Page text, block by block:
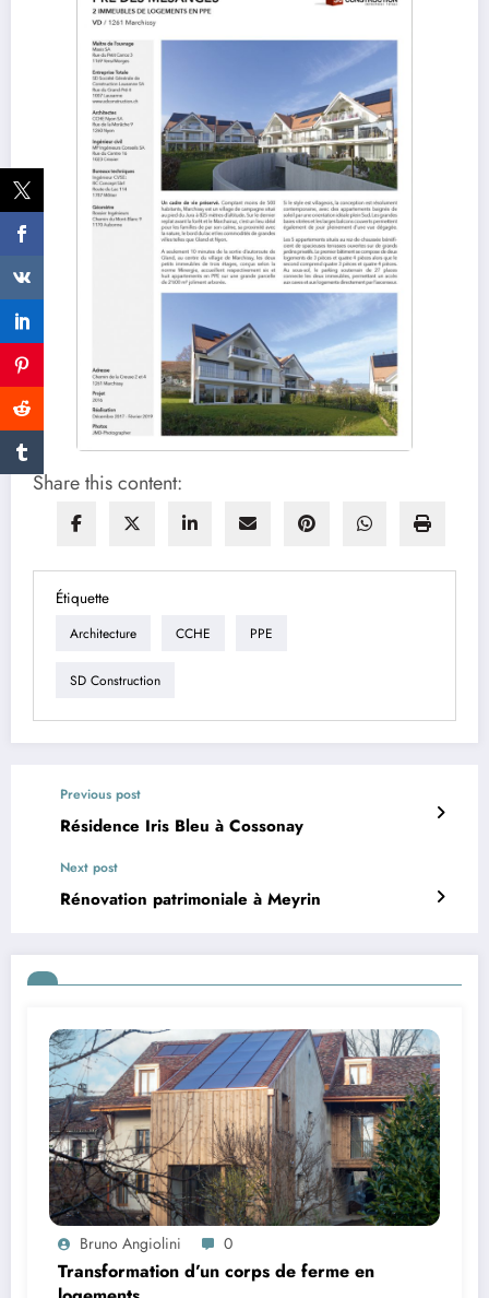
Share this content:
Étiquette
Architecture CCHE PPE
SD Construction
Previous post
Résidence Iris Bleu à Cossonay
Next post
Rénovation patrimoniale à Meyrin
Bruno Angiolini 0
Transformation d’un corps de ferme en